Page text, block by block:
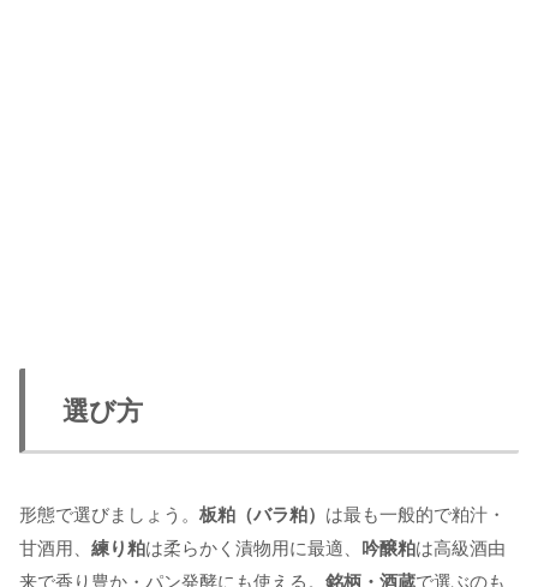
選び方
形態で選びましょう。 板粕（バラ粕） は最も一般的で粕汁・
甘酒用、 練り粕は柔らかく漬物用に最適、 吟醸粕は高級酒由
来で香り豊か・パン発酵にも使える。 銘柄・酒蔵で選ぶのも